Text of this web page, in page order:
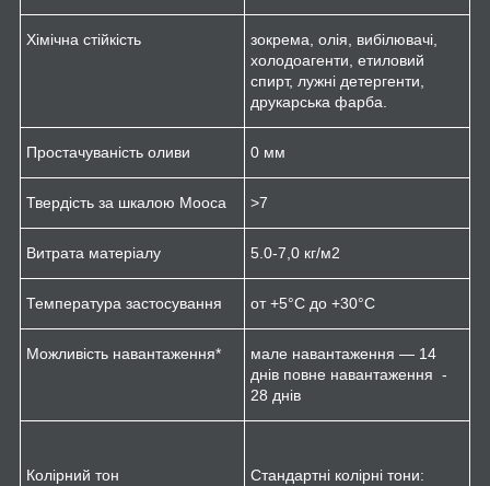
Хімічна стійкість
зокрема, олія, вибілювачі,
холодоагенти, етиловий
спирт, лужні детергенти,
друкарська фарба.
Простачуваність оливи 0 мм
Твердість за шкалою Мооса >7
Витрата матеріалу 5.0-7,0 кг/м2
Температура застосування от +5°C до +30°C
Можливість навантаження*
мале навантаження — 14
днів повне навантаження -
28 днів
Колірний тон
Стандартні колірні тони: